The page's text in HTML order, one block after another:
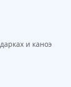
и каноэ